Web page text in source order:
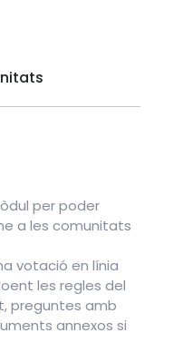
per poder
a les comunitats
votació en línia
les regles del
preguntes amb
annexos si